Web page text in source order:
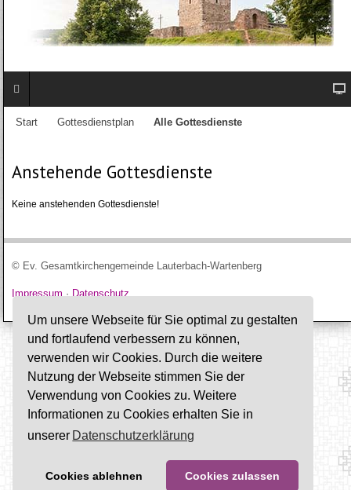
Um unsere Webseite für Sie optimal zu gestalten
und fortlaufend verbessern zu können,
verwenden wir Cookies. Durch die weitere
Nutzung der Webseite stimmen Sie der
Verwendung von Cookies zu. Weitere
Informationen zu Cookies erhalten Sie in
unserer Datenschutzerklärung
Cookies ablehnen Cookies zulassen
Start Gottesdienstplan Alle Gottesdienste
Anstehende Gottesdienste
Keine anstehenden Gottesdienste!
© Ev. Gesamtkirchengemeinde Lauterbach-Wartenberg
Impressum · Datenschutz